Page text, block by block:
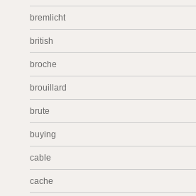
bremlicht
british
broche
brouillard
brute
buying
cable
cache